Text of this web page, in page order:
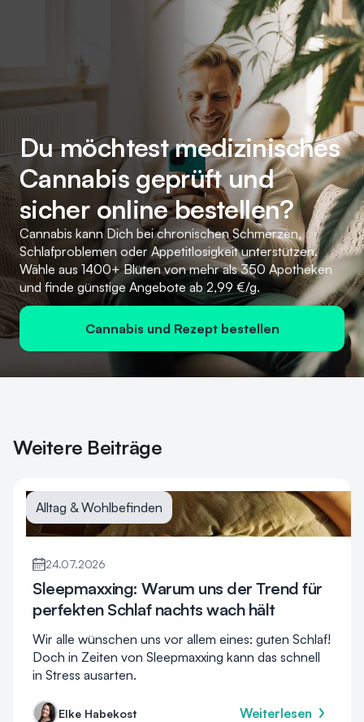
Du möchtest medizinisches
Cannabis geprüft und
sicher online bestellen?
Cannabis kann Dich bei chronischen Schmerzen,
Schlafproblemen oder Appetitlosigkeit unterstützen.
Wähle aus 1400+ Blüten von mehr als 350 Apotheken
und finde günstige Angebote ab 2,99 €/g.
Cannabis und Rezept bestellen
Weitere Beiträge
Alltag & Wohlbefinden
24.07.2026
Sleepmaxxing: Warum uns der Trend für
perfekten Schlaf nachts wach hält
Wir alle wünschen uns vor allem eines: guten Schlaf!
Doch in Zeiten von Sleepmaxxing kann das schnell
in Stress ausarten.
Elke Habekost Weiterlesen